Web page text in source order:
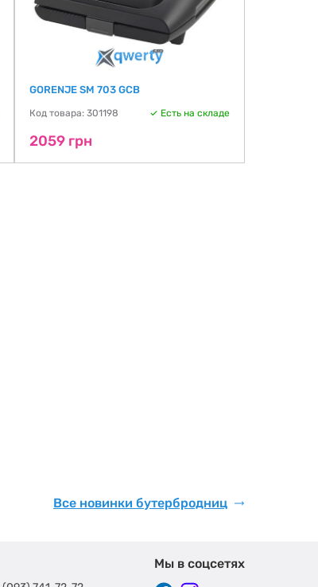
GORENJE SM 703 GCB
Код товара: 301198 Есть на складе
2059 грн
Все новинки бутербродниц
Мы в соцсетях